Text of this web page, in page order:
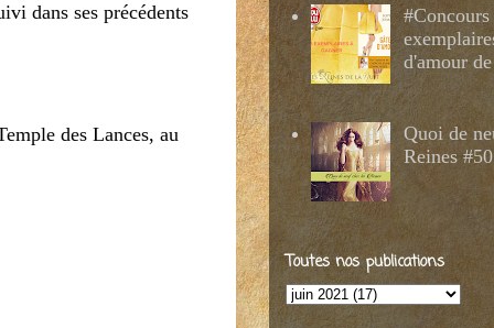
dans ses précédents
des Lances, au
d'amour
Quoi de
Reines #50
Toutes nos publications